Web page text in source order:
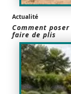
Actualité
Comment
faire de plis